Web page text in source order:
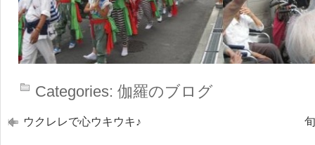
Categories: 伽羅のブログ
ウクレレで心ウキウキ♪